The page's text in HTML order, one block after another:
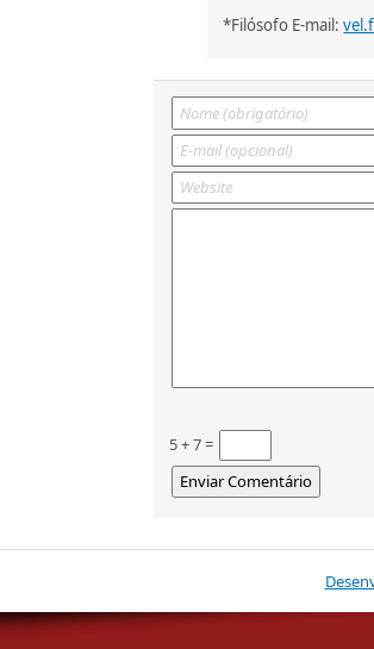
*Filósofo E-mail:
5 + 7 =